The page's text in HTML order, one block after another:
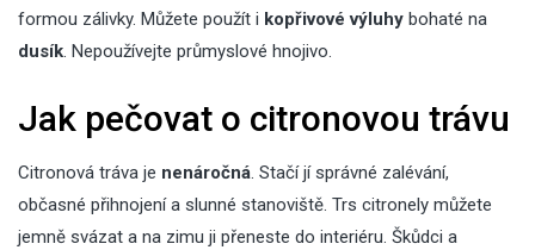
formou zálivky. Můžete použít i kopřivové výluhy bohaté na
dusík. Nepoužívejte průmyslové hnojivo.
Jak pečovat o citronovou trávu
Citronová tráva je nenáročná. Stačí jí správné zalévání,
občasné přihnojení a slunné stanoviště. Trs citronely můžete
jemně svázat a na zimu ji přeneste do interiéru. Škůdci a